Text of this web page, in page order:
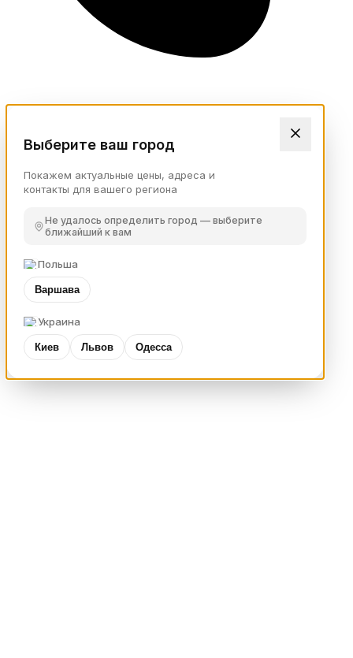
Выберите ваш город
Покажем актуальные цены, адреса и
контакты для вашего региона
Не удалось определить город — выберите
ближайший к вам
Польша
Варшава
Украина
Киев Львов Одесса